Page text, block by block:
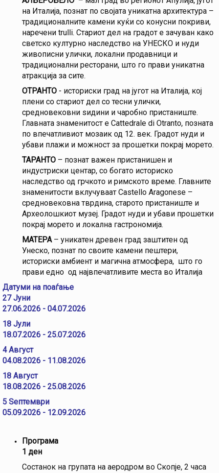
на Италија, познат по својата уникатна архитектура –
традиционалните камени куќи со конусни покриви,
наречени trulli. Стариот дел на градот е зачуван како
светско културно наследство на УНЕСКО и нуди
живописни улички, локални продавници и
традиционални ресторани, што го прави уникатна
атракција за сите.
ОТРАНТО - историски град на југот на Италија, кој
плени со стариот дел со тесни улички,
средновековни ѕидини и чаробно пристаниште.
Главната знаменитост е Cattedrale di Otranto, позната
по впечатливиот мозаик од 12. век. Градот нуди и
убави плажи и можност за прошетки покрај морето.
ТАРАНТО – познат важен пристанишен и
индустриски центар, со богато историско
наследство од грчкото и римското време. Главните
знаменитости вклучуваат Castello Aragonese –
средновековна тврдина, старото пристаниште и
Археолошкиот музеј. Градот нуди и убави прошетки
покрај морето и локална гастрономија.
МАТЕРА– уникатен древен град заштитен од
Унеско, познат по своите камени пештери,
историски амбиент и магична атмосфера, што го
прави едно од највпечатливите места во Италија
Датуми на поаѓање
27 Јуни
27.06.2026 - 04.07.2026
18 Јули
18.07.2026 - 25.07.2026
4 Aвгуст
04.08.2026 - 11.08.2026
18 Aвгуст
18.08.2026 - 25.08.2026
5 Sептември
05.09.2026 - 12.09.2026
Програма
1 ден
Состанок на групата на аеродром во Скопје, 2 часа